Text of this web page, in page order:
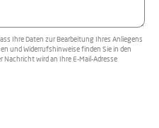
Ihre Daten zur Bearbeitung Ihres Anliegens
und Widerrufshinweise finden Sie in den
Nachricht wird an Ihre E-Mail-Adresse